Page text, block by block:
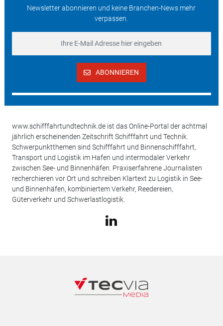
Newsletter abonnieren und keine Branchen-News mehr
verpassen.
ABONNIEREN
www.schifffahrtundtechnik.de ist das Online-Portal der achtmal
jährlich erscheinenden Zeitschrift Schifffahrt und Technik.
Schwerpunktthemen sind Schifffahrt und Binnenschifffahrt,
Transport und Logistik im Hafen und intermodaler Verkehr
zwischen See- und Binnenhäfen. Praxiserfahrene Journalisten
recherchieren vor Ort und schreiben Klartext zu Logistik in See-
und Binnenhäfen, kombiniertem Verkehr, Reedereien,
Güterverkehr und Schwerlastlogistik.